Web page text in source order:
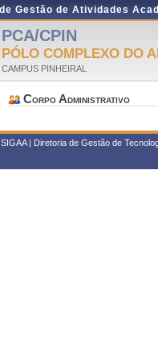
Gestão de Atividades
PCA/CPIN
PÓLO COMPLEXO DO
CAMPUS PINHEIRAL
Corpo Administrativo
SIGAA | Diretoria de Gestão de